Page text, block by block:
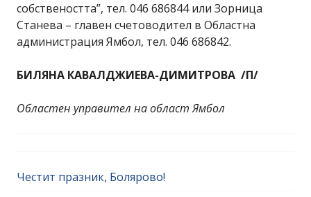
собствеността”, тел. 046 686844 или Зорница
Станева – главен счетоводител в Областна
администрация Ямбол, тел. 046 686842.
БИЛЯНА КАВАЛДЖИЕВА-ДИМИТРОВА /П/
Областен управител на област Ямбол
Честит празник, Болярово!